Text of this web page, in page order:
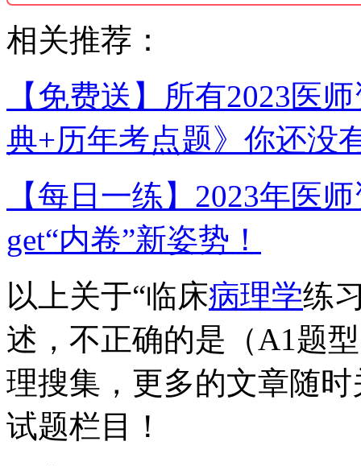
相关推荐：
【免费送】所有2023医
典+历年考点题》你还没
【每日一练】2023年医
get“内卷”新姿势！
以上关于“临床病理学练
述，不正确的是（A1题
理搜集，更多的文章随
试题栏目！